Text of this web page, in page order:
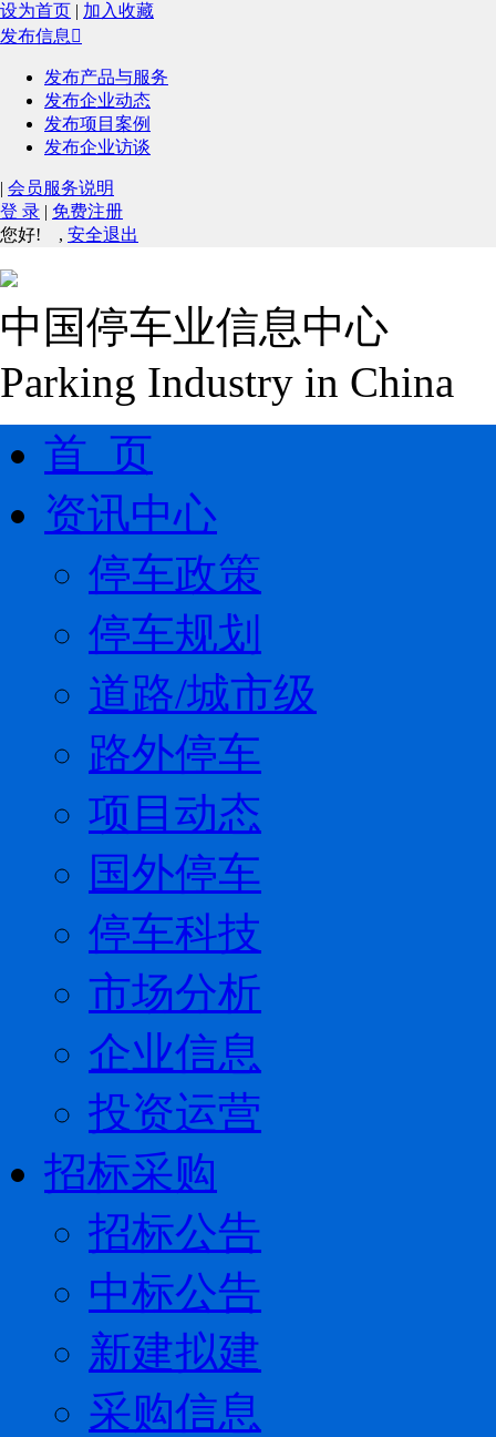
设为首页 | 加入收藏
发布信息 
发布产品与服务
发布企业动态
发布项目案例
发布企业访谈
| 会员服务说明
登 录 | 免费注册
您好!
, 安全退出
中国停车业信息中心
Parking Industry in China
首 页
资讯中心
停车政策
停车规划
道路/城市级
路外停车
项目动态
国外停车
停车科技
市场分析
企业信息
投资运营
招标采购
招标公告
中标公告
新建拟建
采购信息